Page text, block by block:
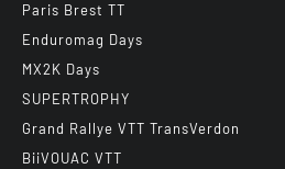
Paris Brest TT
Enduromag Days
MX2K Days
SUPERTROPHY
Grand Rallye VTT TransVerdon
BiiVOUAC VTT